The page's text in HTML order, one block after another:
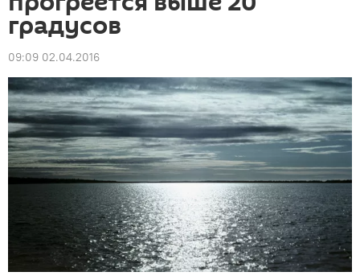
градусов
09:09 02.04.2016